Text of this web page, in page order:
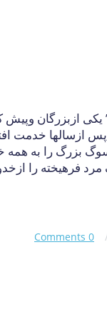
یکی ازبزرگان
ازسالها خدمت
بزرگ را به همه
فرهیخته را
0 Comments